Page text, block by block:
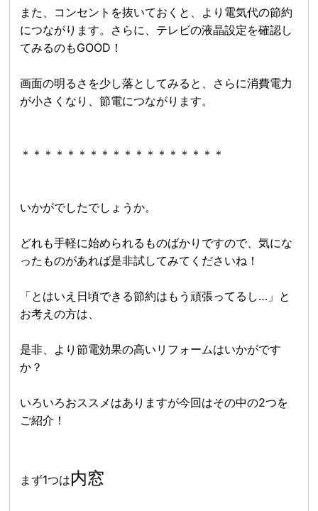
また、コンセントを抜いておくと、より電気代の節約
につながります。さらに、テレビの液晶設定を確認し
てみるのもGOOD！
画面の明るさを少し落としてみると、さらに消費電力
が小さくなり、節電につながります。
＊＊＊＊＊＊＊＊＊＊＊＊＊＊＊＊＊＊
いかがでしたでしょうか。
どれも手軽に始められるものばかりですので、気にな
ったものがあれば是非試してみてくださいね！
「とはいえ日頃できる節約はもう頑張ってるし…」と
お考えの方は、
是非、より節電効果の高いリフォームはいかがです
か？
いろいろおススメはありますが今回はその中の2つを
ご紹介！
まず1つは内窓